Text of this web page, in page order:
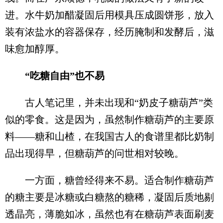
进。水牛奶加醋凝固后用模具压成圆饼形，放入
装有浓盐水的容器保存，经历腌制和发酵后，滋
味愈加醇厚。
“吃糖自由”也不易
古人笔记里，并未出现和“奶皮子糖葫芦”类
似的零食。这是因为，虽然制作糖葫芦的主要原
料——糖和山楂，在我国古人的食谱里都比奶制
品出现得早，但糖葫芦的问世相对较晚。
一方面，糖曾经得来不易。适合制作糖葫芦
的糖主要是冰糖或白糖熬的糖稀，凝固后质地剔
透晶亮，薄脆如冰，虽然也有在糖葫芦表面刷麦